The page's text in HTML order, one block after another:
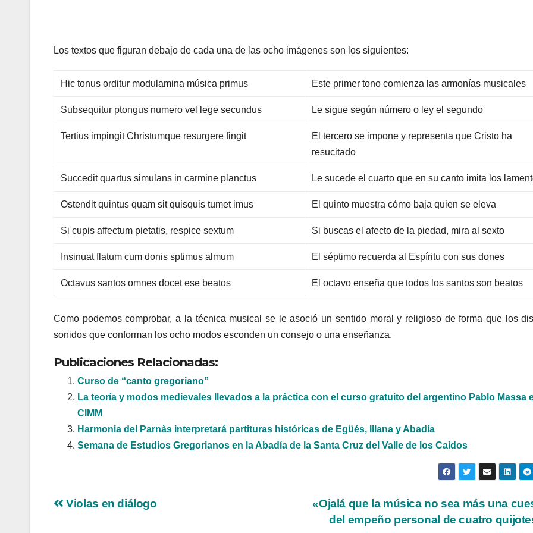
Los textos que figuran debajo de cada una de las ocho imágenes son los siguientes:
Hic tonus orditur modulamina música primus Este primer tono comienza las armonías musicales
Subsequitur ptongus numero vel lege secundus Le sigue según número o ley el segundo
Tertius impingit Christumque resurgere fingit
El tercero se impone y representa que Cristo ha
resucitado
Succedit quartus simulans in carmine planctus Le sucede el cuarto que en su canto imita los
Ostendit quintus quam sit quisquis tumet imus El quinto muestra cómo baja quien se eleva
Si cupis affectum pietatis, respice sextum Si buscas el afecto de la piedad, mira al sexto
Insinuat flatum cum donis sptimus almum El séptimo recuerda al Espíritu con sus dones
Octavus santos omnes docet ese beatos El octavo enseña que todos los santos son beatos
Como podemos comprobar, a la técnica musical se le asoció un sentido moral y religioso de forma que los
sonidos que conforman los ocho modos esconden un consejo o una enseñanza.
Publicaciones Relacionadas:
Curso de “canto gregoriano”
La teoría y modos medievales llevados a la práctica con el curso gratuito del argentino Pablo Massa
CIMM
Harmonia del Parnàs interpretará partituras históricas de Egüés, Illana y Abadía
Semana de Estudios Gregorianos en la Abadía de la Santa Cruz del Valle de los Caídos
Navegación
«Ojalá que la música no sea más una
del empeño personal de cuatro
Violas en diálogo